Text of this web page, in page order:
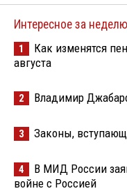
Интересное за неделю
1
Как изменятся
августа
2 Владимир
3 Законы,
4
В МИД России
войне с Россией